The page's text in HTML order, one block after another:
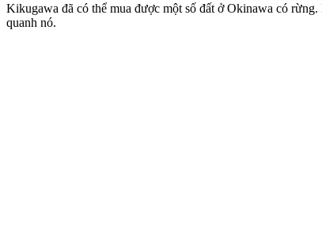
Kikugawa đã có thể mua được một số đất ở Okinawa có
quanh nó.